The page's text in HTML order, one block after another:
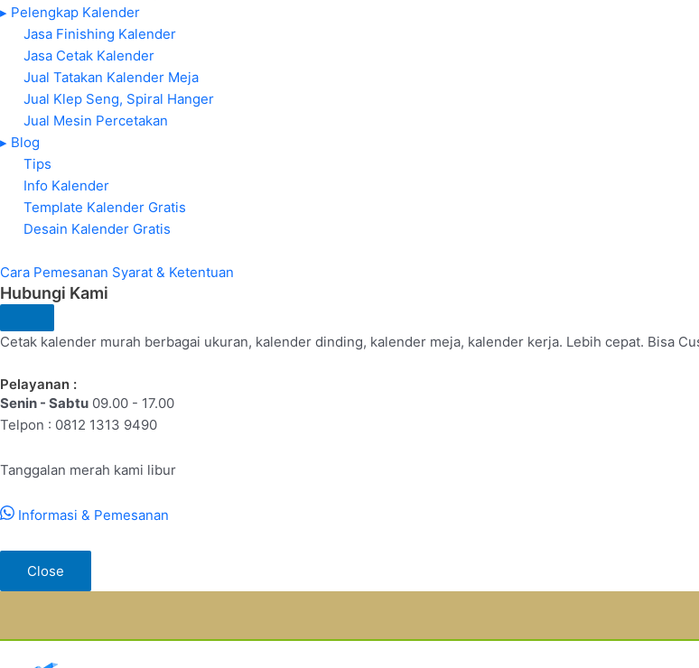
▸ Pelengkap Kalender
Jasa Finishing Kalender
Jasa Cetak Kalender
Jual Tatakan Kalender Meja
Jual Klep Seng, Spiral Hanger
Jual Mesin Percetakan
▸ Blog
Tips
Info Kalender
Template Kalender Gratis
Desain Kalender Gratis
Cara Pemesanan Syarat & Ketentuan
Hubungi Kami
Cetak kalender murah berbagai ukuran, kalender dinding, kalender meja, kalender kerja. Lebih cepat. Bisa
Pelayanan :
Senin - Sabtu 09.00 - 17.00
Telpon : 0812 1313 9490
Tanggalan merah kami libur
Informasi & Pemesanan
Close
konten